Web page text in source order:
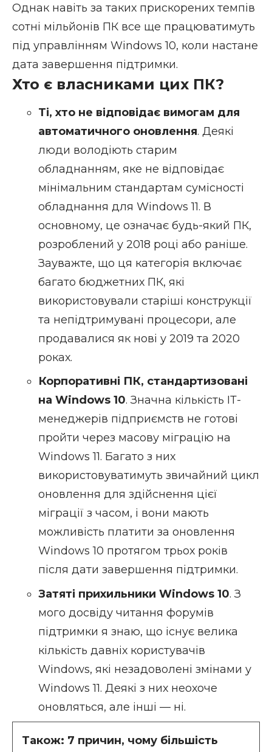
Однак навіть за таких прискорених темпів
сотні мільйонів ПК все ще працюватимуть
під управлінням Windows 10, коли настане
дата завершення підтримки.
Хто є власниками цих ПК?
Ті, хто не відповідає вимогам для
автоматичного оновлення. Деякі
люди володіють старим
обладнанням, яке не відповідає
мінімальним стандартам сумісності
обладнання для Windows 11. В
основному, це означає будь-який ПК,
розроблений у 2018 році або раніше.
Зауважте, що ця категорія включає
багато бюджетних ПК, які
використовували старіші конструкції
та непідтримувані процесори, але
продавалися як нові у 2019 та 2020
роках.
Корпоративні ПК, стандартизовані
на Windows 10. Значна кількість ІТ-
менеджерів підприємств не готові
пройти через масову міграцію на
Windows 11. Багато з них
використовуватимуть звичайний цикл
оновлення для здійснення цієї
міграції з часом, і вони мають
можливість платити за оновлення
Windows 10 протягом трьох років
після дати завершення підтримки.
Затяті прихильники Windows 10. З
мого досвіду читання форумів
підтримки я знаю, що існує велика
кількість давніх користувачів
Windows, які незадоволені змінами у
Windows 11. Деякі з них неохоче
оновляться, але інші — ні.
Також: 7 причин, чому більшість